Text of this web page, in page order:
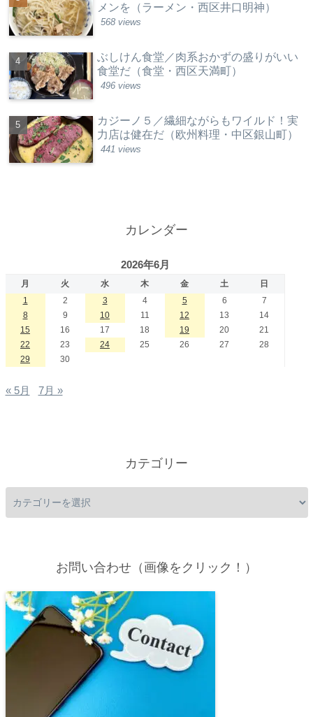
メンを（ラーメン・西区井口明神）
568 views
ぶしけん食堂／肉系おかずの盛りがいい
食堂だ（食堂・西区天満町）
496 views
カジーノ５／繊細ながらもワイルド！実
力店は健在だ（欧州料理・中区銀山町）
441 views
カレンダー
2026年6月
月 火 水 木 金 土
日
1
2 3 4 5 6
7
8
9 10 11 12 13
14
15
16 17 18 19 20
21
22
23 24 25 26 27
28
29
30
« 5月 7月 »
カテゴリー
お問い合わせ（画像をクリック！）